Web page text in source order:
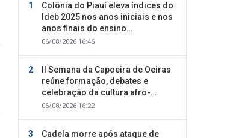
Colônia do Piauí eleva índices do
Ideb 2025 nos anos iniciais e nos
anos finais do ensino
fundamental
06/08/2026 16:46
II Semana da Capoeira de Oeiras
reúne formação, debates e
celebração da cultura afro-
brasileira
06/08/2026 16:22
Cadela morre após ataque de